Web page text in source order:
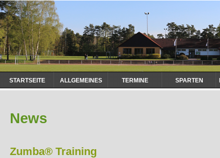
Navigation
überspringen
STARTSEITE ALLGEMEINES TERMINE SPARTEN
News
Zumba® Training